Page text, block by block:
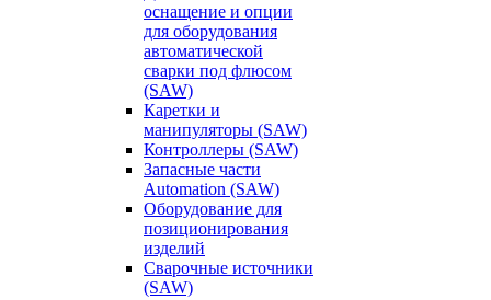
оснащение и опции
для оборудования
автоматической
сварки под флюсом
(SAW)
Каретки и
манипуляторы (SAW)
Контроллеры (SAW)
Запасные части
Automation (SAW)
Оборудование для
позиционирования
изделий
Сварочные источники
(SAW)